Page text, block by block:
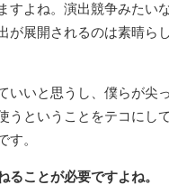
すよね。演出競争みたい
が展開されるのは素晴ら
いいと思うし、僕らが尖
うということをテコにし
す。
ことが必要ですよね。